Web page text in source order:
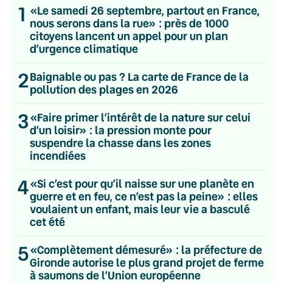
1 «Le samedi 26 septembre, partout en France,
nous serons dans la rue» : près de 1000
citoyens lancent un appel pour un plan
d’urgence climatique
2Baignable ou pas ? La carte de France de la
pollution des plages en 2026
3«Faire primer l’intérêt de la nature sur celui
d’un loisir» : la pression monte pour
suspendre la chasse dans les zones
incendiées
4«Si c’est pour qu’il naisse sur une planète en
guerre et en feu, ce n’est pas la peine» : elles
voulaient un enfant, mais leur vie a basculé
cet été
5«Complètement démesuré» : la préfecture de
Gironde autorise le plus grand projet de ferme
à saumons de l’Union européenne
💌 Inscrivez-vous à nos newsletters
Quotidienne
Du lundi au vendredi
Hebdomadaire
Le samedi
Chaleurs Actuelles
Une fois par mois
C’était Mieux Après